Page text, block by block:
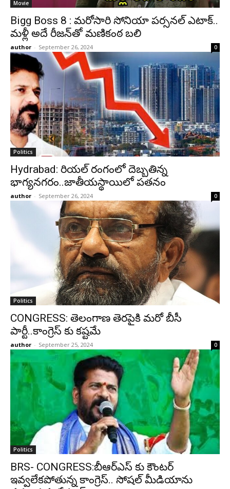
Movie
Bigg Boss 8 : మరోసారి సోనియా పర్సనల్ ఎటాక్..
మళ్లీ అదే రీజన్‎తో మణికంఠ బలి
author - September 26, 2024 0
Politics
Hydrabad: రియల్ రంగంలో దెబ్బతిన్న
భాగ్యనగరం..జాతీయస్థాయిలో పతనం
author - September 26, 2024 0
Politics
CONGRESS: తెలంగాణ తెరపైకి మరో బీసీ
పార్టీ..కాంగ్రెస్ కు కష్టమే
author - September 25, 2024 0
Politics
BRS- CONGRESS:బీఆర్ఎస్ కు కౌంటర్
ఇవ్వలేకపోతున్న కాంగ్రెస్.. సోషల్ మీడియాను